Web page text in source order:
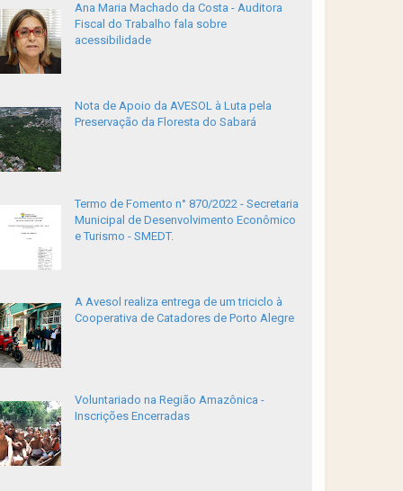
Ana Maria Machado da Costa - Auditora
Fiscal do Trabalho fala sobre
acessibilidade
Nota de Apoio da AVESOL à Luta pela
Preservação da Floresta do Sabará
Termo de Fomento n° 870/2022 - Secretaria
Municipal de Desenvolvimento Econômico
e Turismo - SMEDT.
A Avesol realiza entrega de um triciclo à
Cooperativa de Catadores de Porto Alegre
Voluntariado na Região Amazônica -
Inscrições Encerradas